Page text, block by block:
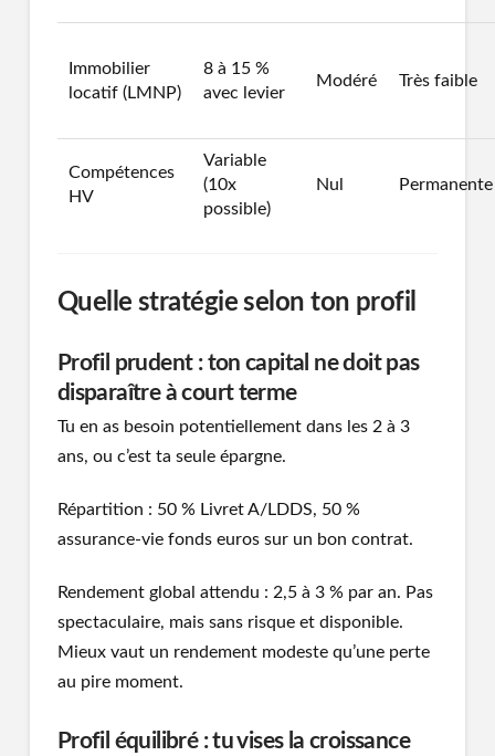
Immobilier
locatif (LMNP)
8 à 15 %
avec levier
Modéré Très faible
Compétences
HV
Variable
(10x
possible)
Nul Permanente
Quelle stratégie selon ton profil
Profil prudent : ton capital ne doit pas
disparaître à court terme
Tu en as besoin potentiellement dans les 2 à 3
ans, ou c’est ta seule épargne.
Répartition : 50 % Livret A/LDDS, 50 %
assurance-vie fonds euros sur un bon contrat.
Rendement global attendu : 2,5 à 3 % par an. Pas
spectaculaire, mais sans risque et disponible.
Mieux vaut un rendement modeste qu’une perte
au pire moment.
Profil équilibré : tu vises la croissance